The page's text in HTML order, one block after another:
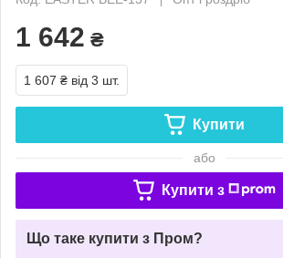
1 642 ₴
1 607 ₴ від 3 шт.
Купити
або
Купити з
Що таке купити з Пром?